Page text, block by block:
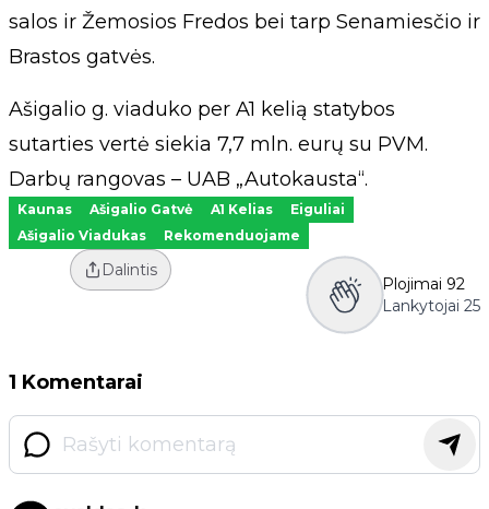
salos ir Žemosios Fredos bei tarp Senamiesčio ir
Brastos gatvės.
Ašigalio g. viaduko per A1 kelią statybos
sutarties vertė siekia 7,7 mln. eurų su PVM.
Darbų rangovas – UAB „Autokausta“.
Kaunas Ašigalio Gatvė A1 Kelias
Eiguliai
Ašigalio Viadukas
Rekomenduojame
Dalintis
Plojimai 92
Lankytojai 25
1 Komentarai